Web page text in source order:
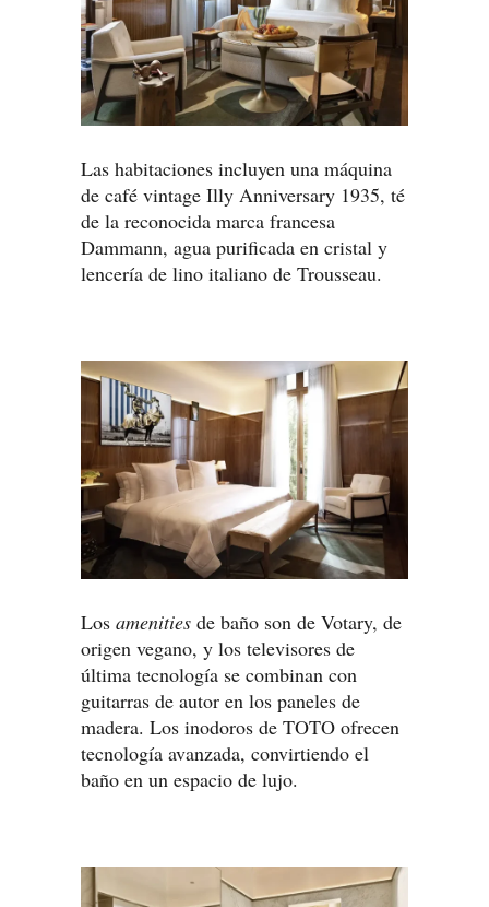
Las habitaciones incluyen una máquina
de café vintage Illy Anniversary 1935, té
de la reconocida marca francesa
Dammann, agua purificada en cristal y
lencería de lino italiano de Trousseau.
Los amenities de baño son de Votary, de
origen vegano, y los televisores de
última tecnología se combinan con
guitarras de autor en los paneles de
madera. Los inodoros de TOTO ofrecen
tecnología avanzada, convirtiendo el
baño en un espacio de lujo.